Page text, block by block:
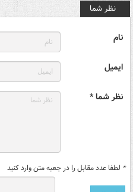
نظر شما
نام
ایمیل
نظر شما *
* لطفا عدد مقابل را در جعبه متن وارد کنید